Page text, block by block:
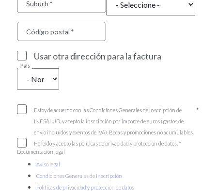
Suburb
Código postal
Usar otra dirección para la factura
País
Estoy de acuerdo con las Condiciones Generales de Inscripción de
INESALUD, y acepto la inscripción por importe de euros (gastos de
envío incluidos y exentos de IVA). Becas y promociones no acumulables.
He leído y acepto las políticas de privacidad y protección de datos.
Documentación legal
Aviso legal
Condiciones Generales de Inscripción
Políticas de privacidad y protección de datos